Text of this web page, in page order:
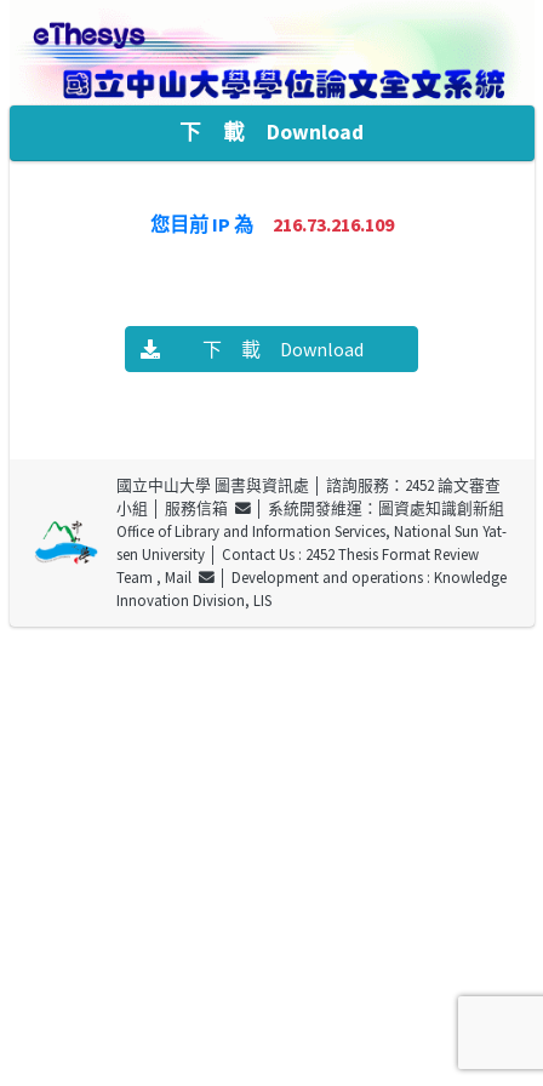
下 載 Download
您目前 IP 為 216.73.216.109
下 載 Download
國立中山大學 圖書與資訊處 │ 諮詢服務：2452 論文審查
小組 │ 服務信箱
│ 系統開發維運：圖資處知識創新組
Office of Library and Information Services, National Sun Yat-
sen University│ Contact Us : 2452 Thesis Format Review
Team , Mail
│ Development and operations : Knowledge
Innovation Division, LIS